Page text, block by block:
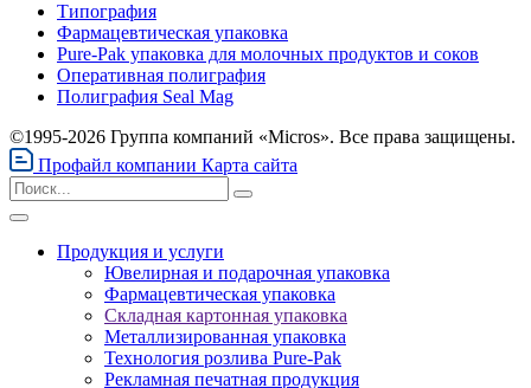
Типография
Фармацевтическая упаковка
Pure-Pak упаковка для молочных продуктов и соков
Оперативная полиграфия
Полиграфия Seal Mag
©1995-2026 Группа компаний «Micros». Все права защищены.
Профайл компании Карта сайта
Продукция и услуги
Ювелирная и подарочная упаковка
Фармацевтическая упаковка
Складная картонная упаковка
Металлизированная упаковка
Технология розлива Pure-Pak
Рекламная печатная продукция